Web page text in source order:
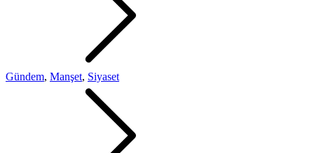
Gündem, Manşet, Siyaset